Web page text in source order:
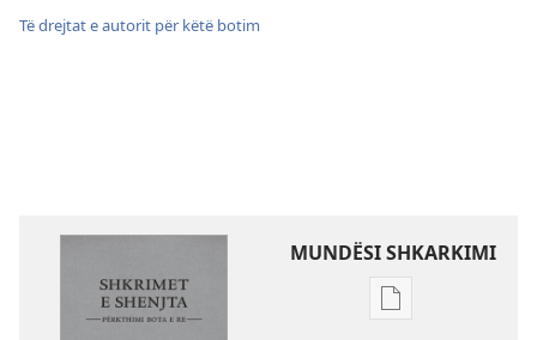
Të drejtat e autorit për këtë botim
MUNDËSI SHKARKIMI
Mundësitë